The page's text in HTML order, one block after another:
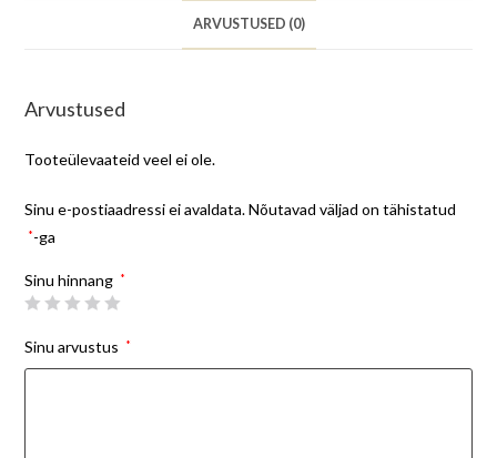
ARVUSTUSED (0)
Arvustused
Tooteülevaateid veel ei ole.
Sinu e-postiaadressi ei avaldata. Nõutavad väljad on tähistatud
*-ga
Sinu hinnang *
Sinu arvustus *